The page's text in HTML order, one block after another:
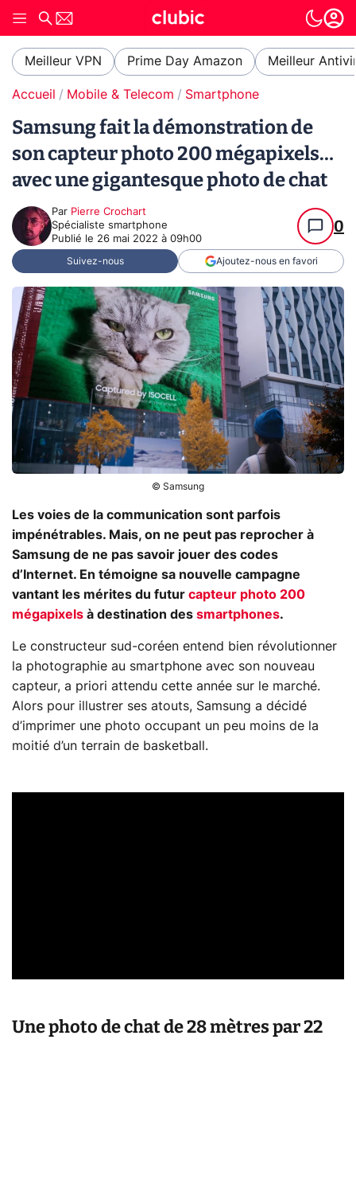
Meilleur VPN Prime Day Amazon Meilleur
Accueil Mobile & Telecom Smartphone
Samsung fait la démonstration de
son capteur photo 200 mégapixels…
avec une gigantesque photo de chat
Par Pierre Crochart
Spécialiste smartphone
Publié le 26 mai 2022 à 09h00
0
Suivez-nous Ajoutez-nous en favori
© Samsung
Les voies de la communication sont parfois
impénétrables. Mais, on ne peut pas reprocher à
Samsung de ne pas savoir jouer des codes
d’Internet. En témoigne sa nouvelle campagne
vantant les mérites du futur capteur photo 200
mégapixels à destination des smartphones.
Le constructeur sud-coréen entend bien révolutionner
la photographie au smartphone avec son nouveau
capteur, a priori attendu cette année sur le marché.
Alors pour illustrer ses atouts, Samsung a décidé
d’imprimer une photo occupant un peu moins de la
moitié d’un terrain de basketball.
Une photo de chat de 28 mètres par 22